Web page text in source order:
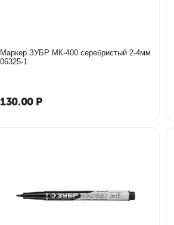
Маркер ЗУБР МК-400 серебристый 2-4мм
06325-1
130.00 Р